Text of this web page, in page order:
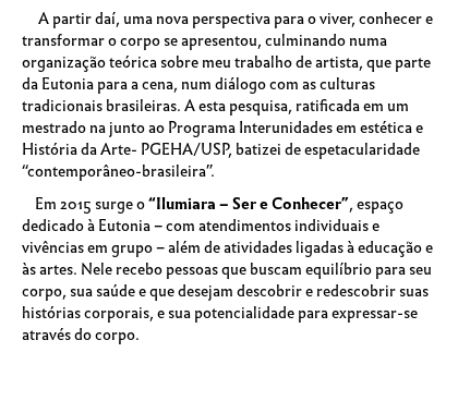
A partir daí, uma nova perspectiva para o viver, conhecer e
transformar o corpo se apresentou, culminando numa
organização teórica sobre meu trabalho de artista, que parte
da Eutonia para a cena, num diálogo com as culturas
tradicionais brasileiras. A esta pesquisa, ratificada em um
mestrado na junto ao Programa Interunidades em estética e
História da Arte- PGEHA/USP, batizei de espetacularidade
“contemporâneo-brasileira”.
Em 2015 surge o“Ilumiara – Ser e Conhecer”, espaço
dedicado à Eutonia – com atendimentos individuais e
vivências em grupo – além de atividades ligadas à educação e
às artes. Nele recebo pessoas que buscam equilíbrio para seu
corpo, sua saúde e que desejam descobrir e redescobrir suas
histórias corporais, e sua potencialidade para expressar-se
através do corpo.